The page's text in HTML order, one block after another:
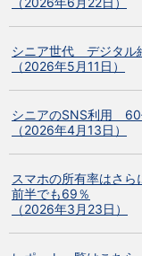
シニア世代 デジタル
（2026年5月11日）
シニアのSNS利用
（2026年4月13日）
スマホの所有率はさ
前半でも69％
（2026年3月23日）